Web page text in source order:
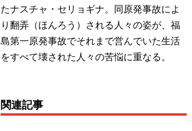
たナスチャ・セリョギナ。同原発事故によ
り翻弄（ほんろう）される人々の姿が、福
島第一原発事故でそれまで営んでいた生活
をすべて壊された人々の苦悩に重なる。
関連記事